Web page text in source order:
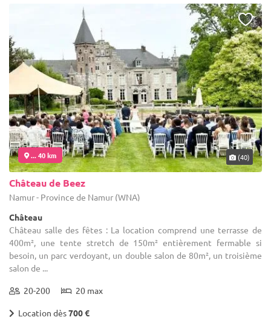
... 40 km (40)
Château de Beez
Namur - Province de Namur (WNA)
Château
Château salle des fêtes : La location comprend une terrasse de
400m², une tente stretch de 150m² entièrement fermable si
besoin, un parc verdoyant, un double salon de 80m², un troisième
salon de ...
20-200 20 max
Location dès700 €